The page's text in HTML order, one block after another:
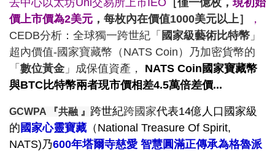
去中心以太坊Uni交易所上市IEO ［僅一億枚， 現初始
價上市價為2美元 ，每枚內在價值1000美元以上］
，
CEDB分析：全球獨一跨世紀「 國家級藝術比特幣 」
超內價值-國家寶藏幣（NATS Coin）乃加密貨幣的
「 數位黃金 」成保值資產，
NATS Coin國家寶藏幣
與BTC比特幣兩者現市價相差4.5萬倍差價...
GCWPA 『共融 』 跨世紀跨國家代表14億人口國家級
的 國家心靈寶藏 （National Treasure Of Spirit,
NATS)乃600年塔爾寺慈愛 智慧圓滿正傳承為格魯派